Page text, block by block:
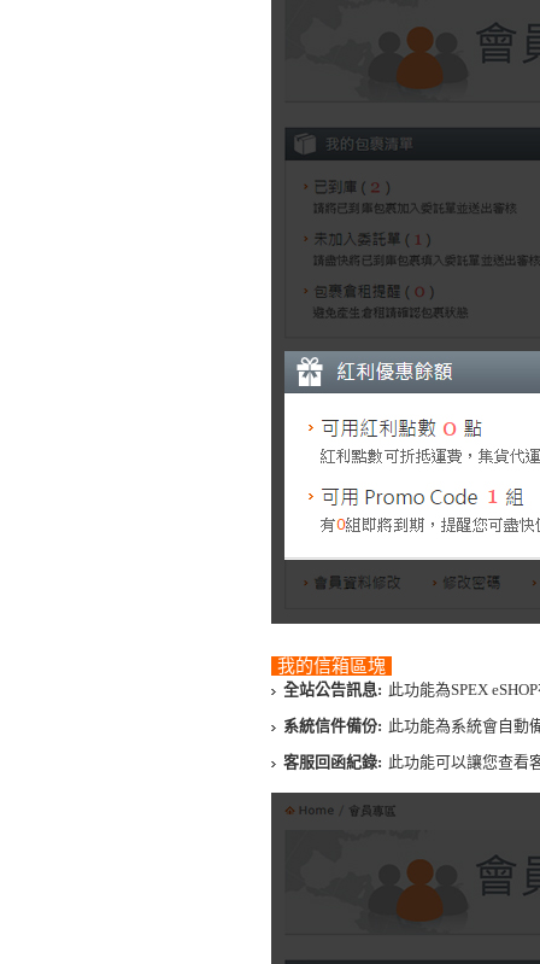
我的信箱區塊
全站公告訊息: 此功能為SPEX
系統信件備份: 此功能為系統會自動
客服回函紀錄: 此功能可以讓您查看